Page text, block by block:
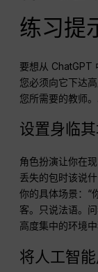
练习提
要想从 ChatGPT
您必须向它下达
您所需要的教师。.
设置身临
角色扮演让你在
丢失的包时该说
你的具体场景：“
客。只说法语。
高度集中的环境
将人工智